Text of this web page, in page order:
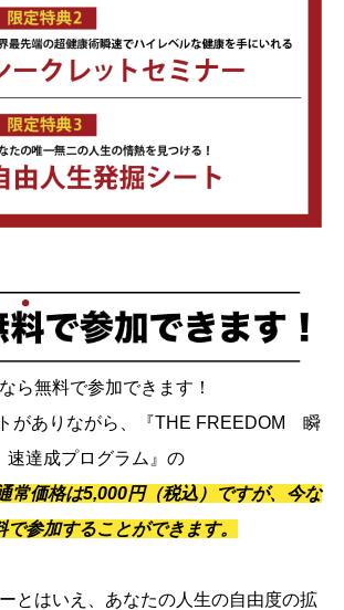
ら無料で参加できます！
がありながら、『THE FREEDOM 瞬
速達成プログラム』の
常価格は5,000円（税込）ですが、今な
で参加することができます。
とはいえ、あなたの人生の自由度の拡